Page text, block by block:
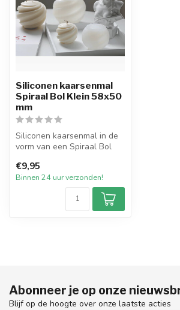
Siliconen kaarsenmal
Spiraal Bol Klein 58x50
mm
Siliconen kaarsenmal in de
vorm van een Spiraal Bol
8...
€9,95
Binnen 24 uur verzonden!
Abonneer je op onze
Blijf op de hoogte over onze laatste acties